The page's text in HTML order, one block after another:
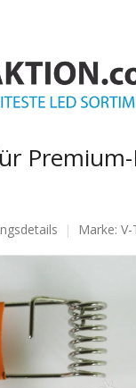
Premium-
Marke: V-